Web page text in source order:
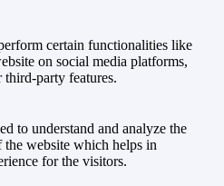
certain functionalities like
on social media platforms,
third-party features.
to understand and analyze the
website which helps in
for the visitors.